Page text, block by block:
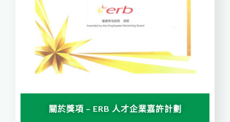
關於獎項 – ERB 人才企業嘉許計劃